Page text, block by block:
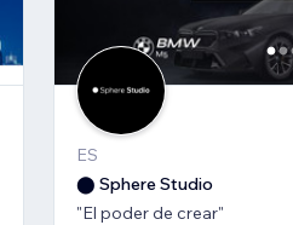
ES
⬤ Sphere Studio
"El poder de crear"